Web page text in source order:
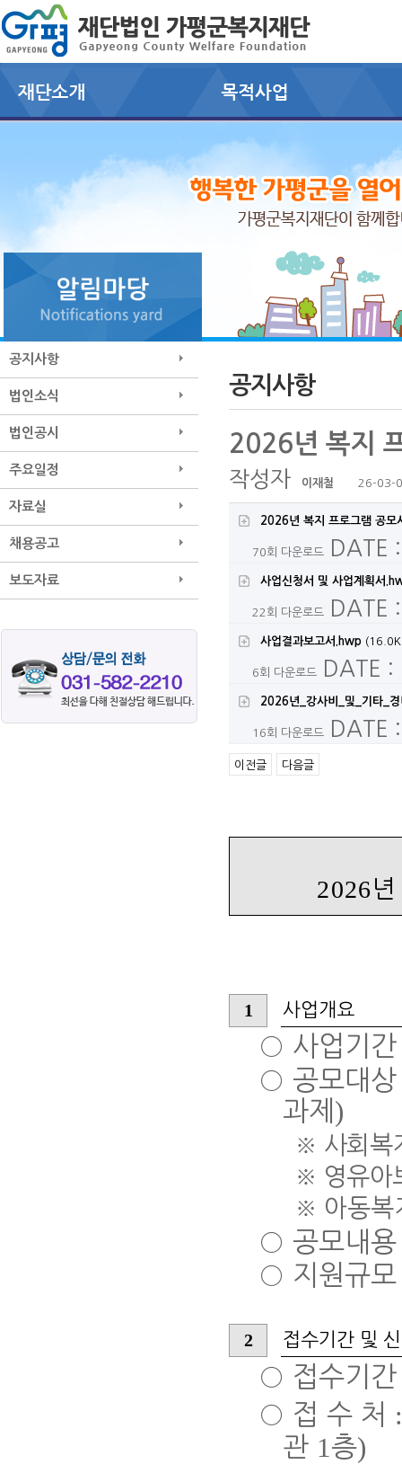
공지사항
법인소식
법인공시
주요일정
자료실
채용공고
보도자료
공지사항
2026년 복지
작성자 이재철 26-03-
2026년 복지 프로그램 공모
70회 다운로드 DATE
사업신청서 및 사업계획서
22회 다운로드 DATE
사업결과보고서.hwp
6회 다운로드 DATE
2026년_강사비_및_기타_
16회 다운로드 DATE
이전글 다음글
2026
1 사업개요
○ 사업기
○ 공모대
과제 )
※ 사회복
※ 영유아
※ 아동복
○ 공모내
○ 지원규
2 접수기간 및
○ 접수기
○ 접 수 처
관 1 층)